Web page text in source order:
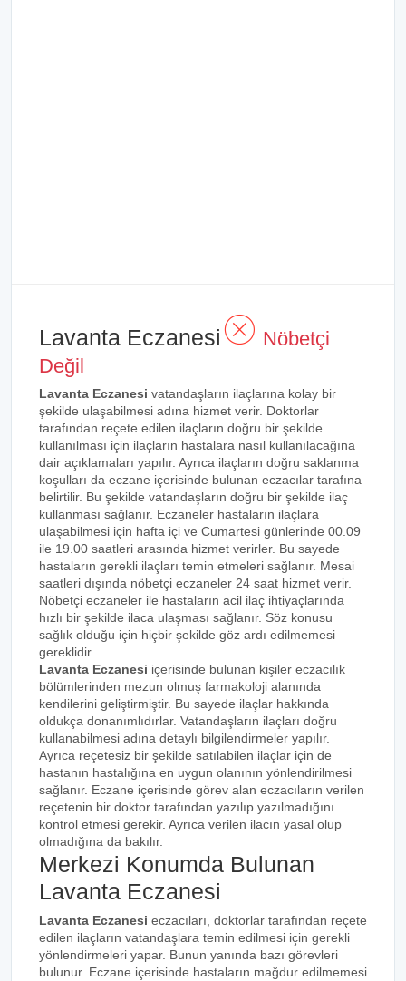
Lavanta Eczanesi
Nöbetçi
Değil
Lavanta Eczanesi vatandaşların ilaçlarına kolay bir
şekilde ulaşabilmesi adına hizmet verir. Doktorlar
tarafından reçete edilen ilaçların doğru bir şekilde
kullanılması için ilaçların hastalara nasıl kullanılacağına
dair açıklamaları yapılır. Ayrıca ilaçların doğru saklanma
koşulları da eczane içerisinde bulunan eczacılar tarafına
belirtilir. Bu şekilde vatandaşların doğru bir şekilde ilaç
kullanması sağlanır. Eczaneler hastaların ilaçlara
ulaşabilmesi için hafta içi ve Cumartesi günlerinde 00.09
ile 19.00 saatleri arasında hizmet verirler. Bu sayede
hastaların gerekli ilaçları temin etmeleri sağlanır. Mesai
saatleri dışında nöbetçi eczaneler 24 saat hizmet verir.
Nöbetçi eczaneler ile hastaların acil ilaç ihtiyaçlarında
hızlı bir şekilde ilaca ulaşması sağlanır. Söz konusu
sağlık olduğu için hiçbir şekilde göz ardı edilmemesi
gereklidir.
Lavanta Eczanesi içerisinde bulunan kişiler eczacılık
bölümlerinden mezun olmuş farmakoloji alanında
kendilerini geliştirmiştir. Bu sayede ilaçlar hakkında
oldukça donanımlıdırlar. Vatandaşların ilaçları doğru
kullanabilmesi adına detaylı bilgilendirmeler yapılır.
Ayrıca reçetesiz bir şekilde satılabilen ilaçlar için de
hastanın hastalığına en uygun olanının yönlendirilmesi
sağlanır. Eczane içerisinde görev alan eczacıların verilen
reçetenin bir doktor tarafından yazılıp yazılmadığını
kontrol etmesi gerekir. Ayrıca verilen ilacın yasal olup
olmadığına da bakılır.
Merkezi Konumda Bulunan
Lavanta Eczanesi
Lavanta Eczanesi eczacıları, doktorlar tarafından reçete
edilen ilaçların vatandaşlara temin edilmesi için gerekli
yönlendirmeleri yapar. Bunun yanında bazı görevleri
bulunur. Eczane içerisinde hastaların mağdur edilmemesi